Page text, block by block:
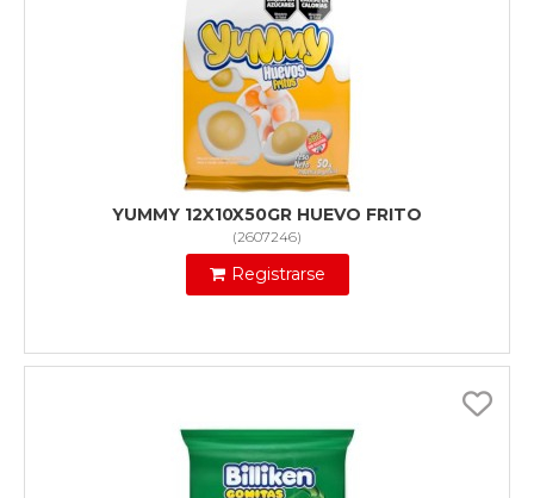
YUMMY 12X10X50GR HUEVO FRITO
(2607246)
Registrarse